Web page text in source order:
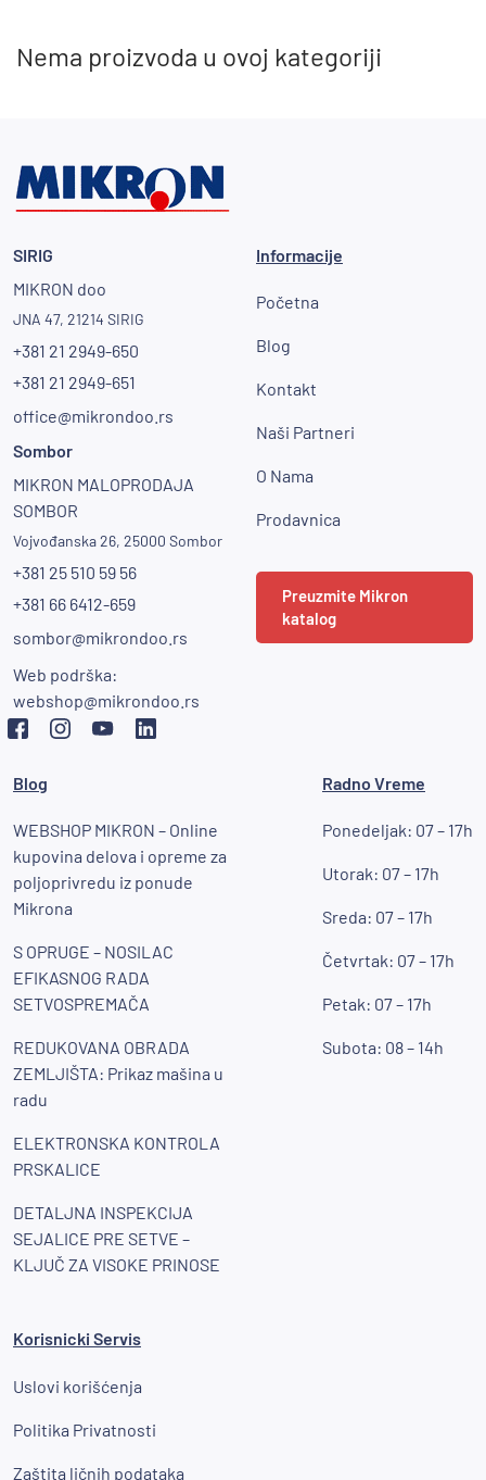
Nema proizvoda u ovoj kategoriji
SIRIG
MIKRON doo
JNA 47, 21214 SIRIG
+381 21 2949-650
+381 21 2949-651
office@mikrondoo.rs
Sombor
MIKRON MALOPRODAJA
SOMBOR
Vojvođanska 26, 25000 Sombor
+381 25 510 59 56
+381 66 6412-659
sombor@mikrondoo.rs
Web podrška:
webshop@mikrondoo.rs
Informacije
Početna
Blog
Kontakt
Naši Partneri
O Nama
Prodavnica
Preuzmite Mikron
katalog
Blog
WEBSHOP MIKRON – Online
kupovina delova i opreme za
poljoprivredu iz ponude
Mikrona
S OPRUGE – NOSILAC
EFIKASNOG RADA
SETVOSPREMAČA
REDUKOVANA OBRADA
ZEMLJIŠTA: Prikaz mašina u
radu
ELEKTRONSKA KONTROLA
PRSKALICE
DETALJNA INSPEKCIJA
SEJALICE PRE SETVE –
KLJUČ ZA VISOKE PRINOSE
Radno Vreme
Ponedeljak: 07 – 17h
Utorak: 07 – 17h
Sreda: 07 – 17h
Četvrtak: 07 – 17h
Petak: 07 – 17h
Subota: 08 – 14h
Korisnicki Servis
Uslovi korišćenja
Politika Privatnosti
Zaštita ličnih podataka